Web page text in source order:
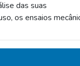
das suas
os ensaios
condições